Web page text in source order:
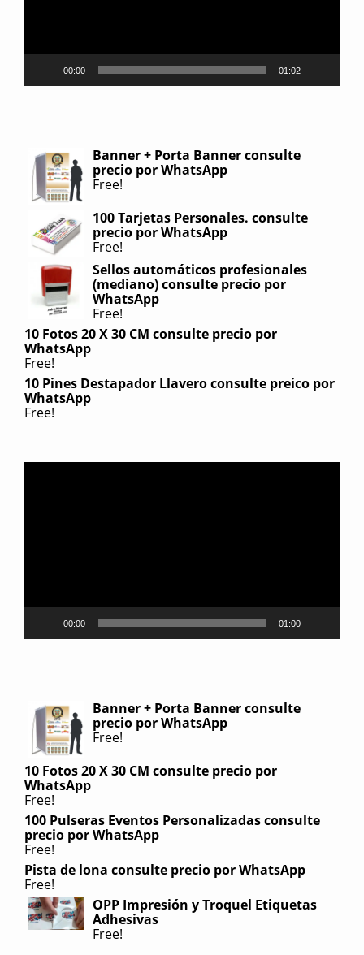
00:00 01:02
Banner + Porta Banner consulte
precio por WhatsApp
Free!
100 Tarjetas Personales. consulte
precio por WhatsApp
Free!
Sellos automáticos profesionales
(mediano) consulte precio por
WhatsApp
Free!
10 Fotos 20 X 30 CM consulte precio por
WhatsApp
Free!
10 Pines Destapador Llavero consulte preico por
WhatsApp
Free!
00:00 01:00
Banner + Porta Banner consulte
precio por WhatsApp
Free!
10 Fotos 20 X 30 CM consulte precio por
WhatsApp
Free!
100 Pulseras Eventos Personalizadas consulte
precio por WhatsApp
Free!
Pista de lona consulte precio por WhatsApp
Free!
OPP Impresión y Troquel Etiquetas
Adhesivas
Free!